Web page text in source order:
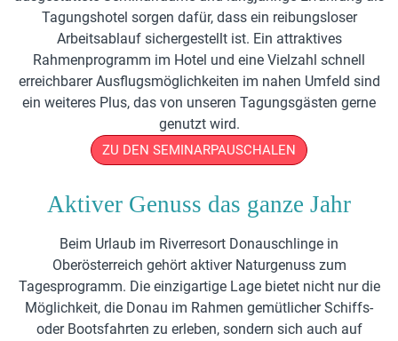
Tagungshotel sorgen dafür, dass ein reibungsloser
Arbeitsablauf sichergestellt ist. Ein attraktives
Rahmenprogramm im Hotel und eine Vielzahl schnell
erreichbarer Ausflugsmöglichkeiten im nahen Umfeld sind
ein weiteres Plus, das von unseren Tagungsgästen gerne
genutzt wird.
ZU DEN SEMINARPAUSCHALEN
Aktiver Genuss das ganze Jahr
Beim Urlaub im Riverresort Donauschlinge in
Oberösterreich gehört aktiver Naturgenuss zum
Tagesprogramm. Die einzigartige Lage bietet nicht nur die
Möglichkeit, die Donau im Rahmen gemütlicher Schiffs-
oder Bootsfahrten zu erleben, sondern sich auch auf